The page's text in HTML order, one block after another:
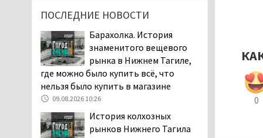
0
ПОСЛЕДНИЕ НОВОСТИ
Барахолка. История
знаменитого вещевого
рынка в Нижнем Тагиле,
где можно было купить всё, что
нельзя было купить в магазине
09.08.2026 10:26
История колхозных
рынков Нижнего Тагила